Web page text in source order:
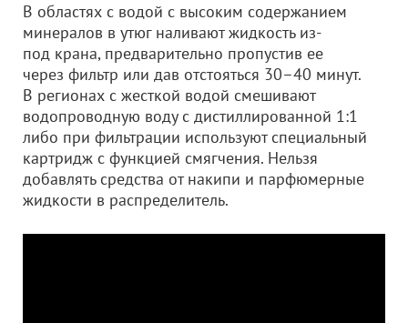
В областях с водой с высоким содержанием
минералов в утюг наливают жидкость из-
под крана, предварительно пропустив ее
через фильтр или дав отстояться 30–40 минут.
В регионах с жесткой водой смешивают
водопроводную воду с дистиллированной 1:1
либо при фильтрации используют специальный
картридж с функцией смягчения. Нельзя
добавлять средства от накипи и парфюмерные
жидкости в распределитель.